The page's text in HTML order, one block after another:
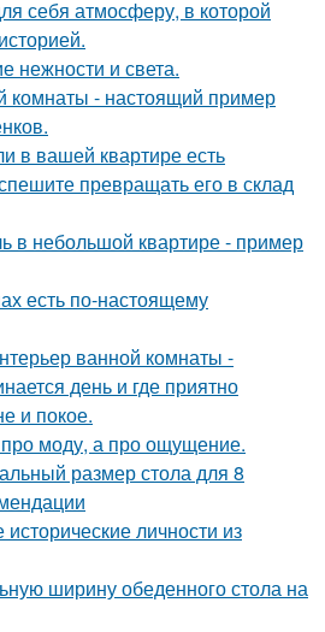
себя атмосферу, в которой
нежности и света.
комнаты - настоящий пример
в вашей квартире есть
превращать его в склад
в небольшой квартире - пример
есть по-настоящему
ванной комнаты -
день и где приятно
и покое.
моду, а про ощущение.
размер стола для 8
личности из
ширину обеденного стола на